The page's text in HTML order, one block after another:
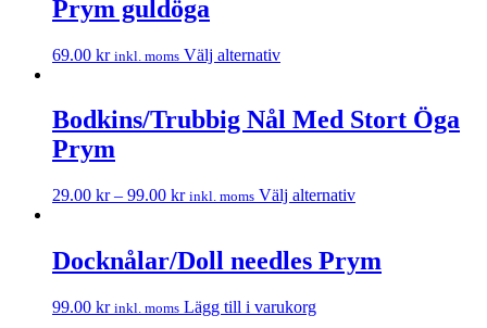
Prym guldöga
69.00 kr inkl. moms Välj alternativ
Bodkins/Trubbig Nål Med Stort Öga
Prym
29.00 kr– 99.00 kr inkl. moms Välj alternativ
Docknålar/Doll needles Prym
99.00 kr inkl. moms Lägg till i varukorg